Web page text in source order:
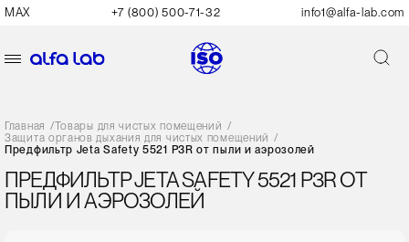
MAX +7 (800) 500-71-32 info1@alfa-lab.com
Главная /Товары для чистых помещений /
Защита органов дыхания для чистых помещений /
Предфильтр Jeta Safety 5521 P3R от пыли и аэрозолей
ПРЕДФИЛЬТР JETA SAFETY 5521 P3R ОТ
ПЫЛИ И АЭРОЗОЛЕЙ